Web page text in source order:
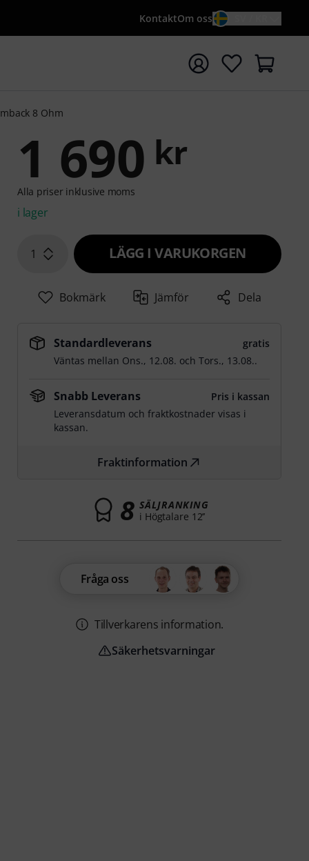
KontaktOm oss
sökningen med söktermen {searchTerm}
8 Ohm
1 690 kr
Alla priser inklusive moms
i lager
1 LÄGG I VARUKORGEN
Bokmärk Jämför Dela
Standardleverans
gratis
Väntas mellan Ons., 12.08. ochTors., 13.08..
Snabb Leverans
Pris i kassan
Leveransdatum och fraktkostnader visas i
kassan.
Fraktinformation
8 SÄLJRANKING
i Högtalare 12’’
Fråga oss
Tillverkarens information.
Säkerhetsvarningar